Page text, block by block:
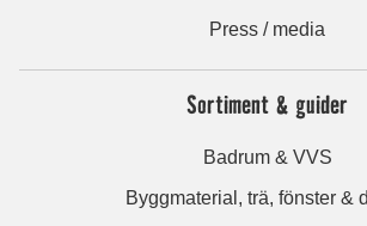
Press / media
Sortiment & guider
Badrum & VVS
Byggmaterial, trä, fönster &